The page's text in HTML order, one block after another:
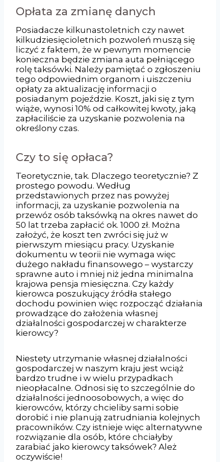
Opłata za zmianę danych
Posiadacze kilkunastoletnich czy nawet
kilkudziesięcioletnich pozwoleń muszą się
liczyć z faktem, że w pewnym momencie
konieczna będzie zmiana auta pełniącego
rolę taksówki. Należy pamiętać o zgłoszeniu
tego odpowiednim organom i uiszczeniu
opłaty za aktualizację informacji o
posiadanym pojeździe. Koszt, jaki się z tym
wiąże, wynosi 10% od całkowitej kwoty, jaką
zapłaciliście za uzyskanie pozwolenia na
określony czas.
Czy to się opłaca?
Teoretycznie, tak. Dlaczego teoretycznie? Z
prostego powodu. Według
przedstawionych przez nas powyżej
informacji, za uzyskanie pozwolenia na
przewóz osób taksówką na okres nawet do
50 lat trzeba zapłacić ok. 1000 zł. Można
założyć, że koszt ten zwróci się już w
pierwszym miesiącu pracy. Uzyskanie
dokumentu w teorii nie wymaga więc
dużego nakładu finansowego – wystarczy
sprawne auto i mniej niż jedna minimalna
krajowa pensja miesięczna. Czy każdy
kierowca poszukujący źródła stałego
dochodu powinien więc rozpocząć działania
prowadzące do założenia własnej
działalności gospodarczej w charakterze
kierowcy?
Niestety utrzymanie własnej działalności
gospodarczej w naszym kraju jest wciąż
bardzo trudne i w wielu przypadkach
nieopłacalne. Odnosi się to szczególnie do
działalności jednoosobowych, a więc do
kierowców, którzy chcieliby sami sobie
dorobić i nie planują zatrudniania kolejnych
pracowników. Czy istnieje więc alternatywne
rozwiązanie dla osób, które chciałyby
zarabiać jako kierowcy taksówek? Ależ
oczywiście!